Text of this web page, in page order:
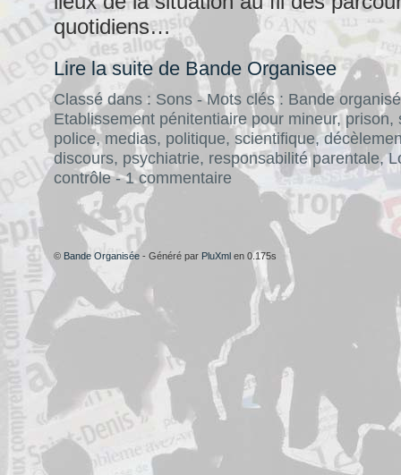
quotidiens…
Lire la suite de Bande Organisee
Classé dans : Sons - Mots clés : Bande
Etablissement pénitentiaire pour mineur,prison,
police,medias, politique, scientifique,
discours, psychiatrie, responsabilité parentale,
contrôle-1 commentaire
© Bande Organisée - Généré par PluXml en 0.175s